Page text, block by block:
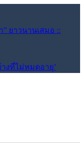
” ยาวนานเสมอ ::
างที่ไม่หมดอายุ’